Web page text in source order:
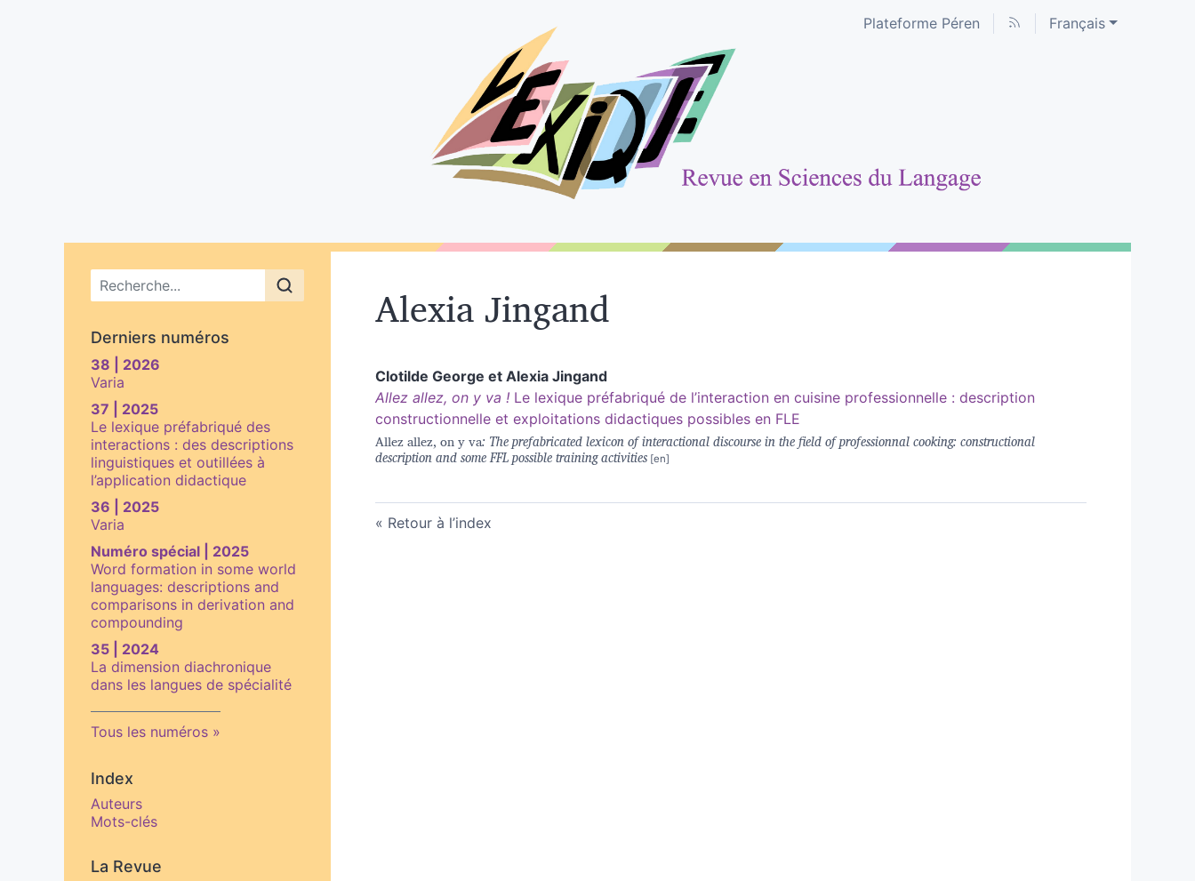
Plateforme Péren Français
Menu principal
Derniers numéros
38 | 2026
Varia
37 | 2025
Le lexique préfabriqué des
interactions : des descriptions
linguistiques et outillées à
l’application didactique
36 | 2025
Varia
Numéro spécial | 2025
Word formation in some world
languages: descriptions and
comparisons in derivation and
compounding
35 | 2024
La dimension diachronique
dans les langues de spécialité
Tous les numéros
Index
Auteurs
Mots-clés
La Revue
AlexiaJingand
Clotilde George et Alexia Jingand
Allez allez, on y va ! Le lexique préfabriqué de l’interaction en cuisine professionnelle : description
constructionnelle et exploitations didactiques possibles en FLE
Allez allez, on y va: The prefabricated lexicon of interactional discourse in the field of professionnal cooking: constructional
description and some FFL possible training activities
Retour à l’index